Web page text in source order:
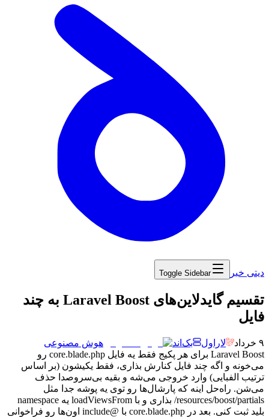
دیتی خبر Toggle Sidebar
‏تقسیم گایدلاین‌های Laravel Boost به چند
فایل
۹ خرداد لاراول بک‌اند
هوش مصنوعی
Laravel Boost برای هر پکیج فقط یه فایل core.blade.php رو
می‌خونه و اگه چند فایل کنارش بذاری، فقط یکیشون (بر
اساس
ترتیب الفبایی) وارد خروجی می‌شه و بقیه بی‌سروصدا حذف
می‌شن. راه‌حل اینه که پارشال‌ها رو توی یه پوشه جدا مثل
resources/boost/partials
/ بذاری و با loadViewsFrom یه namespace
بلید ثبت کنی. بعد در core.blade.php با @
include اون‌ها رو فراخوانی